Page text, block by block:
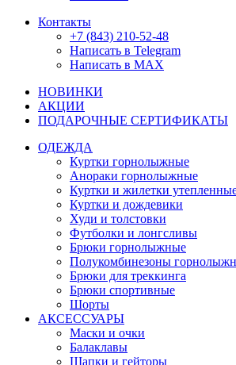
Контакты
+7 (843) 210-52-48
Написать в Telegram
Написать в MAX
НОВИНКИ
АКЦИИ
ПОДАРОЧНЫЕ СЕРТИФИКАТЫ
ОДЕЖДА
Куртки горнолыжные
Анораки горнолыжные
Куртки и жилетки
Куртки и дождевики
Худи и толстовки
Футболки и лонгсливы
Брюки горнолыжные
Полукомбинезоны
Брюки для треккинга
Брюки спортивные
Шорты
АКСЕССУАРЫ
Маски и очки
Балаклавы
Шапки и гейторы